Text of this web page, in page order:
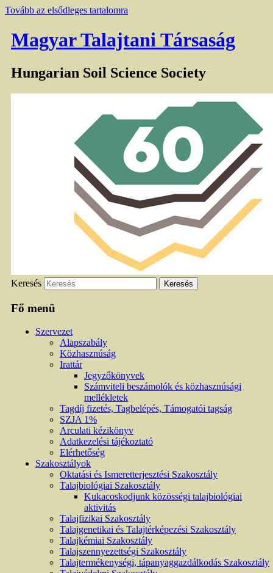
Tovább az elsődleges tartalomra
Magyar Talajtani Társaság
Hungarian Soil Science Society
Keresés
Fő menü
Szervezet
Alapszabály
Közhasznúság
Irattár
Jegyzőkönyvek
Számviteli beszámolók és közhasznúsági
mellékletek
Tagdíj fizetés, Tagbelépés, Támogatói tagság
SZJA 1%
Arculati kézikönyv
Adatkezelési tájékoztató
Elérhetőség
Szakosztályok
Oktatási és Ismeretterjesztési Szakosztály
Talajbiológiai Szakosztály
Kukacoskodjunk közösségi talajbiológiai
aktivitás
Talajfizikai Szakosztály
Talajgenetikai és Talajtérképezési Szakosztály
Talajkémiai Szakosztály
Talajszennyezettségi Szakosztály
Talajtermékenységi, tápanyaggazdálkodás Szakosztály